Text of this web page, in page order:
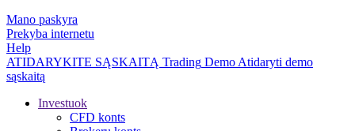
Mano paskyra
Prekyba internetu
Help
ATIDARYKITE SĄSKAITĄ Trading Demo Atidaryti demo
sąskaitą
Investuok
CFD konts